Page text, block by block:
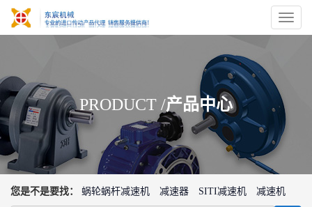
切
换
PRODUCT /产品中心
您是不是要找： 蜗轮蜗杆减速机 减速器 SITI减速机 减速机